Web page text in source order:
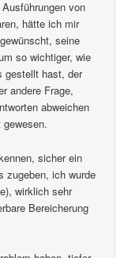
von
hätte ich mir
seine
so wichtiger, wie
gestellt hast, der
andere Frage,
abweichen
sicher ein
zugeben, ich wurde
wirklich sehr
Bereicherung